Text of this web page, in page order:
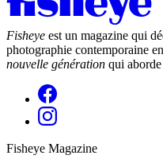
Fisheye est un magazine qui
photographie contemporaine
nouvelle génération qui
Fisheye Magazine